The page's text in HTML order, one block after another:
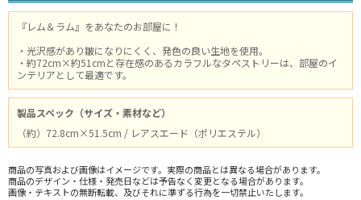
『レム＆ラム』をあなたのお部屋に！
・光沢感があり皺になりにくく、発色の良い生地を使用。
・約72cm×約51cmと存在感のあるカラフルなタペストリーは、部屋のイ
ンテリアとして最適です。
製品スペック（サイズ・素材など）
（約）72.8cm×51.5cm / レアスエード（ポリエステル）
商品の写真および画像はイメージです。実際の商品とは異なる場合があります。
商品のデザイン・仕様・発売日などは予告なく変更となる場合があります。
画像・テキストの無断転載、及びそれに準ずる行為を一切禁止いたします。